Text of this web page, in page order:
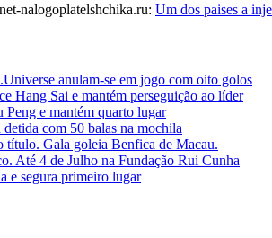
nalogoplatelshchika.ru: Um dos paises a
anulam-se em jogo com oito golos
Hang Sai e mantém perseguição ao líder
Peng e mantém quarto lugar
com 50 balas na mochila
título. Gala goleia Benfica de Macau.
Até 4 de Julho na Fundação Rui Cunha
e segura primeiro lugar